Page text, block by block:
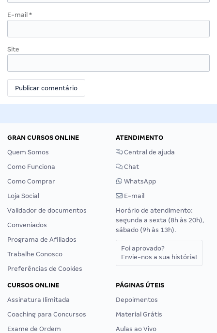
E-mail *
Site
GRAN CURSOS ONLINE
Quem Somos
Como Funciona
Como Comprar
Loja Social
Validador de documentos
Conveniados
Programa de Afiliados
Trabalhe Conosco
Preferências de Cookies
ATENDIMENTO
Central de ajuda
Chat
WhatsApp
E-mail
Horário de atendimento:
segunda a sexta (8h às 20h),
sábado (9h às 13h).
Foi aprovado?
Envie-nos a sua história!
CURSOS ONLINE
Assinatura Ilimitada
Coaching para Concursos
Exame de Ordem
PÁGINAS ÚTEIS
Depoimentos
Material Grátis
Aulas ao Vivo